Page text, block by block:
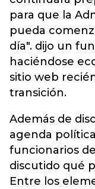
para que la
pueda
día". dijo un
haciéndose
sitio web
transición.
Además de
agenda
funcionarios
discutido qué
Entre los